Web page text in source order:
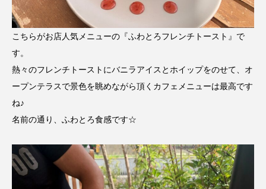
こちらがお店人気メニューの『ふわとろフレンチトースト』で
す。
熱々のフレンチトーストにバニラアイスとホイップをのせて、オ
ープンテラスで景色を眺めながら頂くカフェメニューは最高です
ね♪
名前の通り、ふわとろ食感です☆